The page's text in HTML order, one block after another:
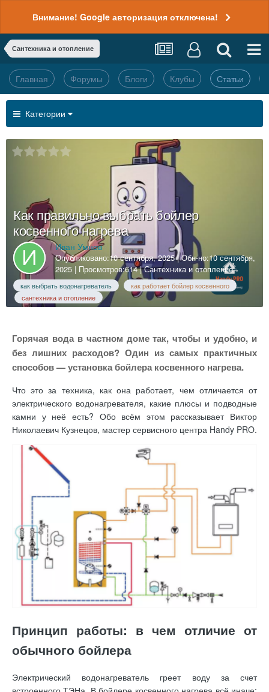
Внимание! Google авторизация отключена!
Сантехника и отопление
Главная Форумы Блоги Клубы Статьи
Категории
Как правильно выбрать бойлер
косвенного нагрева
Иван Умнов
Опубликовано:10 сентября, 2025| Обн-но:10 сентября,
2025 | Просмотров:614 |Сантехника и отопление
как выбрать водонагреватель
как работает бойлер косвенного
сантехника и отопление
Горячая вода в частном доме так, чтобы и удобно, и
без лишних расходов? Один из самых практичных
способов — установка бойлера косвенного нагрева.
Что это за техника, как она работает, чем отличается от
электрического водонагревателя, какие плюсы и подводные
камни у неё есть? Обо всём этом рассказывает Виктор
Николаевич Кузнецов, мастер сервисного центра Handy PRO.
Принцип работы: в чем отличие от
обычного бойлера
Электрический водонагреватель греет воду за счет